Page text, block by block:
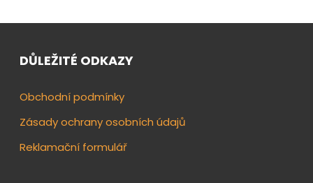
DŮLEŽITÉ ODKAZY
Obchodní podmínky
Zásady ochrany osobních údajů
Reklamační formulář